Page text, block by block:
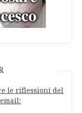
le riflessioni del